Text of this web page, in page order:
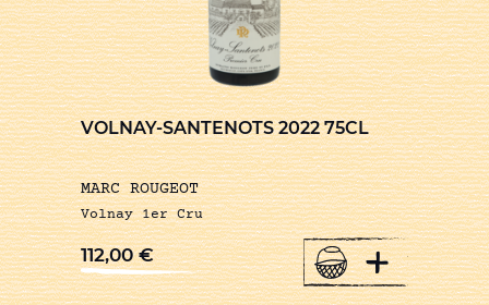
VOLNAY-SANTENOTS 2022 75CL
MARC ROUGEOT
Volnay 1er Cru
112,00€ +